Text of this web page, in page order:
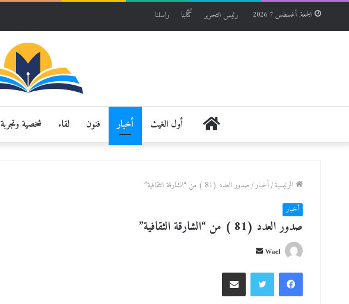
الجمعة, أغسطس 7 2026 رئيس التحرير كُتّابنا راسلنا
الرئيسيةأول الغيث أخبار فنون لقاء شخصية وتجربة
الرئيسية/أخبار/صدور العدد (81 ) من “الشارقة الثقافية”
أخبار
صدور العدد (81 ) من “الشارقة الثقافية”
Wael
ل
فيسبوك